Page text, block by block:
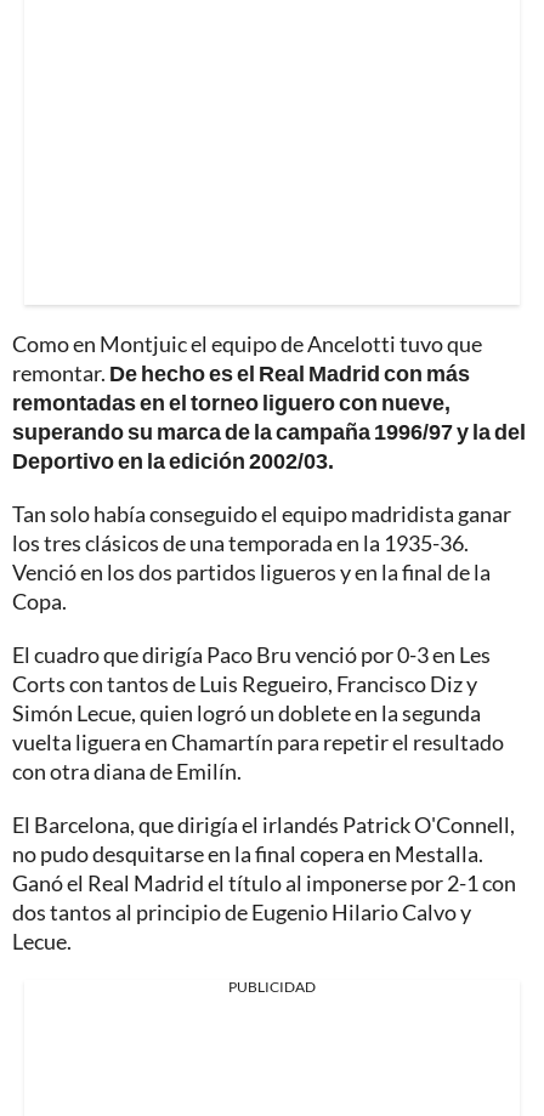
Como en Montjuic el equipo de Ancelotti tuvo que
remontar. De hecho es el Real Madrid con más
remontadas en el torneo liguero con nueve,
superando su marca de la campaña 1996/97 y la del
Deportivo en la edición 2002/03.
Tan solo había conseguido el equipo madridista ganar
los tres clásicos de una temporada en la 1935-36.
Venció en los dos partidos ligueros y en la final de la
Copa.
El cuadro que dirigía Paco Bru venció por 0-3 en Les
Corts con tantos de Luis Regueiro, Francisco Diz y
Simón Lecue, quien logró un doblete en la segunda
vuelta liguera en Chamartín para repetir el resultado
con otra diana de Emilín.
El Barcelona, que dirigía el irlandés Patrick O'Connell,
no pudo desquitarse en la final copera en Mestalla.
Ganó el Real Madrid el título al imponerse por 2-1 con
dos tantos al principio de Eugenio Hilario Calvo y
Lecue.
PUBLICIDAD